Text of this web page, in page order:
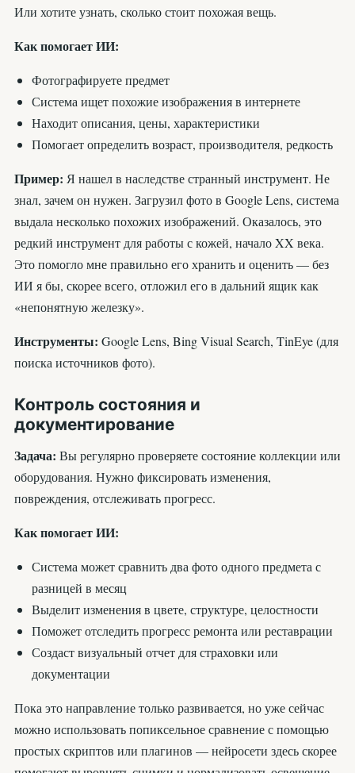
Или хотите узнать, сколько стоит похожая вещь.
Как помогает ИИ:
Фотографируете предмет
Система ищет похожие изображения в интернете
Находит описания, цены, характеристики
Помогает определить возраст, производителя, редкость
Пример: Я нашел в наследстве странный инструмент. Не
знал, зачем он нужен. Загрузил фото в Google Lens, система
выдала несколько похожих изображений. Оказалось, это
редкий инструмент для работы с кожей, начало XX века.
Это помогло мне правильно его хранить и оценить — без
ИИ я бы, скорее всего, отложил его в дальний ящик как
«непонятную железку».
Инструменты: Google Lens, Bing Visual Search, TinEye (для
поиска источников фото).
Контроль состояния и
документирование
Задача: Вы регулярно проверяете состояние коллекции или
оборудования. Нужно фиксировать изменения,
повреждения, отслеживать прогресс.
Как помогает ИИ:
Система может сравнить два фото одного предмета с
разницей в месяц
Выделит изменения в цвете, структуре, целостности
Поможет отследить прогресс ремонта или реставрации
Создаст визуальный отчет для страховки или
документации
Пока это направление только развивается, но уже сейчас
можно использовать попиксельное сравнение с помощью
простых скриптов или плагинов — нейросети здесь скорее